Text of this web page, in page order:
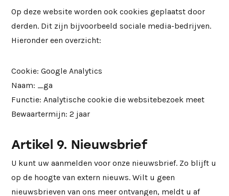
Op deze website worden ook cookies geplaatst door
derden. Dit zijn bijvoorbeeld sociale media-bedrijven.
Hieronder een overzicht:
Cookie: Google Analytics
Naam: _ga
Functie: Analytische cookie die websitebezoek meet
Bewaartermijn: 2 jaar
Artikel 9. Nieuwsbrief
U kunt uw aanmelden voor onze nieuwsbrief. Zo blijft u
op de hoogte van extern nieuws. Wilt u geen
nieuwsbrieven van ons meer ontvangen, meldt u af